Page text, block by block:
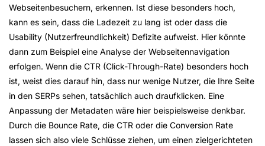
Webseitenbesuchern, erkennen. Ist diese besonders hoch,
kann es sein, dass die Ladezeit zu lang ist oder dass die
Usability (Nutzerfreundlichkeit) Defizite aufweist. Hier könnte
dann zum Beispiel eine Analyse der Webseitennavigation
erfolgen. Wenn die CTR (Click-Through-Rate) besonders hoch
ist, weist dies darauf hin, dass nur wenige Nutzer, die Ihre Seite
in den SERPs sehen, tatsächlich auch draufklicken. Eine
Anpassung der Metadaten wäre hier beispielsweise denkbar.
Durch die Bounce Rate, die CTR oder die Conversion Rate
lassen sich also viele Schlüsse ziehen, um einen zielgerichteten